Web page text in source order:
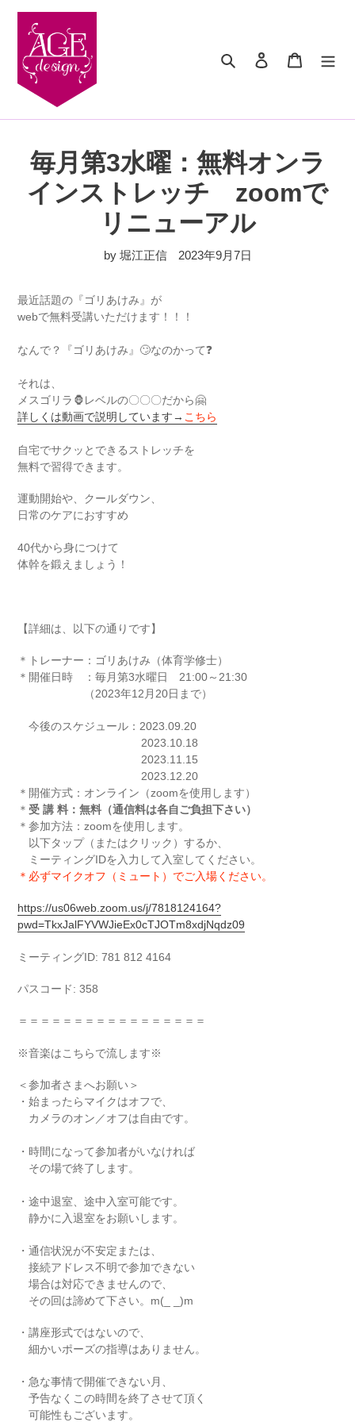
検索 ログインカート
毎月第3水曜：無料オンラ
インストレッチ zoomで
リニューアル
by 堀江正信 2023年9月7日
最近話題の『ゴリあけみ』が
webで無料受講いただけます！！！
なんで？『ゴリあけみ』🙄なのかって❓
それは、
メスゴリラ🦍レベルの〇〇〇だから🤗
詳しくは動画で説明しています→ こちら
自宅でサクッとできるストレッチを
無料で習得できます。
運動開始や、クールダウン、
日常のケアにおすすめ
40代から身につけて
体幹を鍛えましょう！
【詳細は、以下の通りです】
＊トレーナー：ゴリあけみ（体育学修士）
＊開催日時 ：毎月第3水曜日 21:00～21:30
（2023年12月20日まで）
今後のスケジュール：2023.09.20
2023.10.18
2023.11.15
2023.12.20
＊開催方式：オンライン（zoomを使用します）
＊ 受 講 料：無料（通信料は各自ご負担下さい）
＊参加方法： zoomを使用します。
以下タップ（またはクリック）するか、
ミーティングIDを入力して入室してください。
＊必ずマイクオフ（ミュート）でご入場ください。
https://us06web.zoom.us/j/7818124164?
pwd=TkxJalFYVWJieEx0cTJOTm8xdjNqdz09
ミーティングID: 781 812 4164
パスコード: 358
＝＝＝＝＝＝＝＝＝＝＝＝＝＝＝＝＝
※音楽はこちらで流します※
＜参加者さまへお願い＞
・始まったらマイクはオフで、
カメラのオン／オフは自由です。
・時間になって参加者がいなければ
その場で終了します。
・途中退室、途中入室可能です。
静かに入退室をお願いします。
・通信状況が不安定または、
接続アドレス不明で参加できない
場合は対応できませんので、
その回は諦めて下さい。m(_ _)m
・講座形式ではないので、
細かいポーズの指導はありません。
・急な事情で開催できない月、
予告なくこの時間を終了させて頂く
可能性もございます。